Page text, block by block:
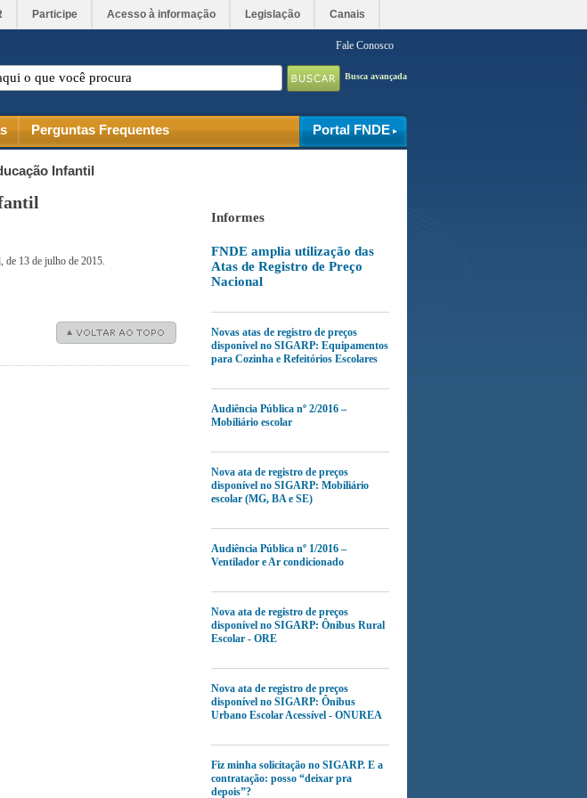
Participe Acesso à informação Legislação Canais
Fale Conosco
Busca avançada
Portal FNDE
Perguntas Frequentes
Infantil
Informes
FNDE amplia utilização das
Atas de Registro de Preço
Nacional
Novas atas de registro de preços
disponível no SIGARP: Equipamentos
para Cozinha e Refeitórios Escolares
Audiência Pública nº 2/2016 –
Mobiliário escolar
Nova ata de registro de preços
disponível no SIGARP: Mobiliário
escolar (MG, BA e SE)
Audiência Pública nº 1/2016 –
Ventilador e Ar condicionado
Nova ata de registro de preços
disponível no SIGARP: Ônibus Rural
Escolar - ORE
Nova ata de registro de preços
disponível no SIGARP: Ônibus
Urbano Escolar Acessível - ONUREA
Fiz minha solicitação no SIGARP. E a
contratação: posso “deixar pra
depois”?
de 13 de julho de 2015.